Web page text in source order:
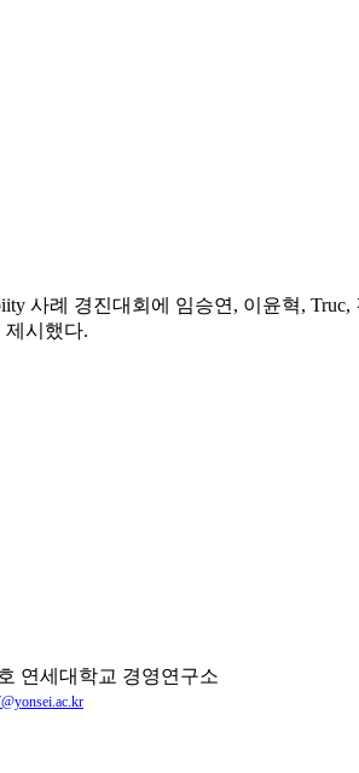
사례 경진대회에 임승연, 이윤혁,
제시했다.
연세대학교 경영연구소